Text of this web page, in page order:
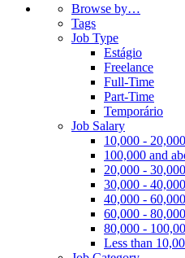
Browse by…
Tags
Job Type
Estágio
Freelance
Full-Time
Part-Time
Temporário
Job Salary
10,000 - 20,000
100,000 and
20,000 - 30,000
30,000 - 40,000
40,000 - 60,000
60,000 - 80,000
80,000 -
Less than